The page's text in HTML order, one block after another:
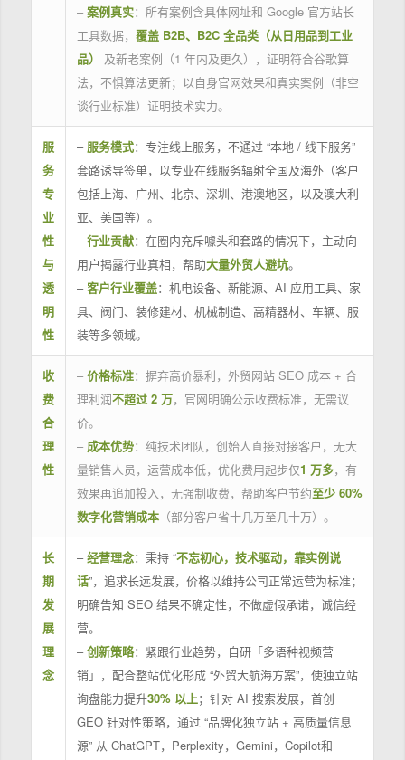
– 案例真实：所有案例含具体网址和 Google 官方站长
工具数据， 覆盖 B2B、B2C 全品类（从日用品到工业
品）
及新老案例（1 年内及更久），证明符合谷歌算
法，不惧算法更新；以自身官网效果和真实案例（非空
谈行业标准）证明技术实力。
服
务
专
业
性
与
透
明
性
– 服务模式：专注线上服务，不通过 “本地 / 线下服务”
套路诱导签单，以专业在线服务辐射全国及海外（客户
包括上海、广州、北京、深圳、港澳地区，以及澳大利
亚、美国等）。
–行业贡献：在圈内充斥噱头和套路的情况下，主动向
用户揭露行业真相，帮助大量外贸人避坑。
–客户行业覆盖：机电设备、新能源、AI 应用工具、家
具、阀门、装修建材、机械制造、高精器材、车辆、服
装等多领域。
收
费
合
理
性
– 价格标准：摒弃高价暴利，外贸网站 SEO 成本 + 合
理利润不超过 2 万，官网明确公示收费标准，无需议
价。
– 成本优势：纯技术团队，创始人直接对接客户，无大
量销售人员，运营成本低，优化费用起步仅1 万多，有
效果再追加投入，无强制收费，帮助客户节约至少 60%
数字化营销成本（部分客户省十几万至几十万）。
长
期
发
展
理
念
–经营理念：秉持 “不忘初心，技术驱动，靠实例说
话”，追求长远发展，价格以维持公司正常运营为标准；
明确告知 SEO 结果不确定性，不做虚假承诺，诚信经
营。
–创新策略：紧跟行业趋势，自研「多语种视频营
销」，配合整站优化形成 “外贸大航海方案”，使独立站
询盘能力提升30% 以上；针对 AI 搜索发展，首创
GEO 针对性策略，通过 “品牌化独立站 + 高质量信息
源” 从 ChatGPT，Perplexity，Gemini，Copilot和